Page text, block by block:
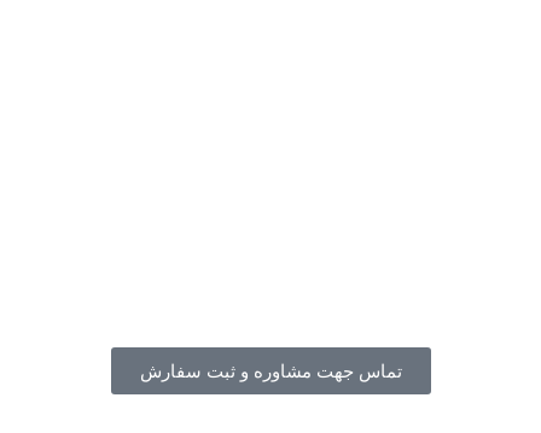
تماس جهت مشاوره و ثبت سفارش